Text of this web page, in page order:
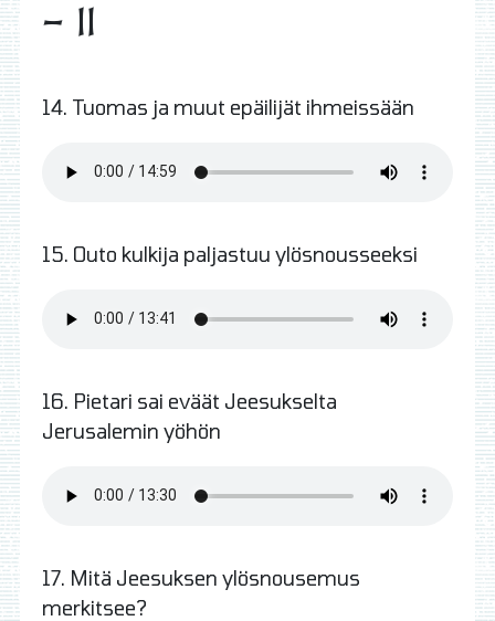
- II
14. Tuomas ja muut epäilijät ihmeissään
15. Outo kulkija paljastuu ylösnousseeksi
16. Pietari sai eväät Jeesukselta
Jerusalemin yöhön
17. Mitä Jeesuksen ylösnousemus
merkitsee?